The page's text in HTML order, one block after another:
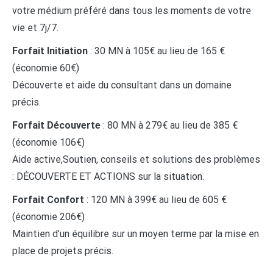
votre médium préféré dans tous les moments de votre
vie et 7j/7.
Forfait Initiation : 30 MN à 105€ au lieu de 165 €
(économie 60€)
Découverte et aide du consultant dans un domaine
précis.
Forfait Découverte : 80 MN à 279€ au lieu de 385 €
(économie 106€)
Aide active,Soutien, conseils et solutions des problèmes
: DÉCOUVERTE ET ACTIONS sur la situation.
Forfait Confort : 120 MN à 399€ au lieu de 605 €
(économie 206€)
Maintien d’un équilibre sur un moyen terme par la mise en
place de projets précis.